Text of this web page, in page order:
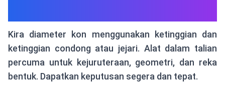
Kira diameter kon menggunakan ketinggian dan
ketinggian condong atau jejari. Alat dalam talian
percuma untuk kejuruteraan, geometri, dan reka
bentuk. Dapatkan keputusan segera dan tepat.